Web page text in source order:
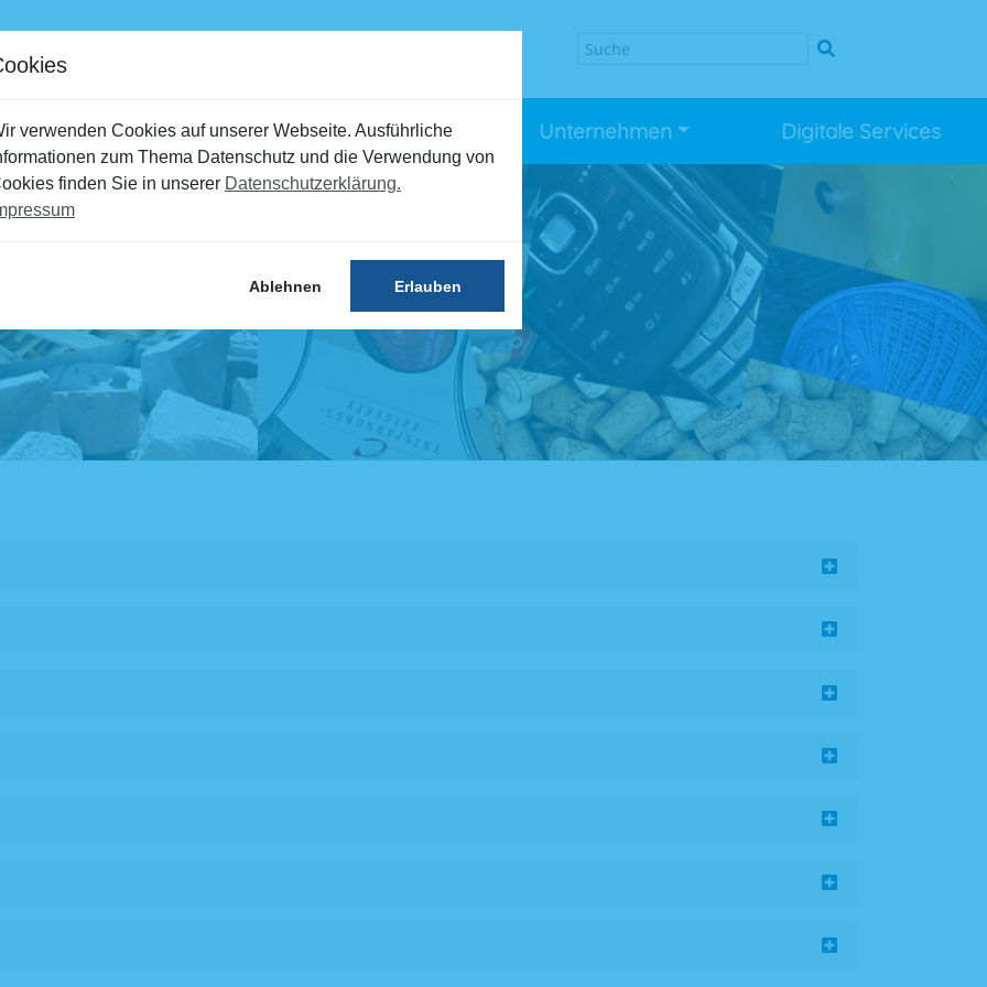
verwenden Cookies auf unserer Webseite. Ausführliche
zum Thema Datenschutz und die Verwendung von
finden Sie in unserer Datenschutzerklärung.
Ablehnen Erlauben
Recyclinghöfe Umweltbildung Unternehmen Digitale Services